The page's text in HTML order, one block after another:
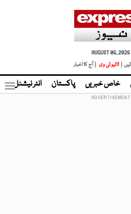
AUGUST 06, 2026
|
لائیو ٹی وی | آج کا اخبار
خاص خبریں پاکستان انٹر نیشنل